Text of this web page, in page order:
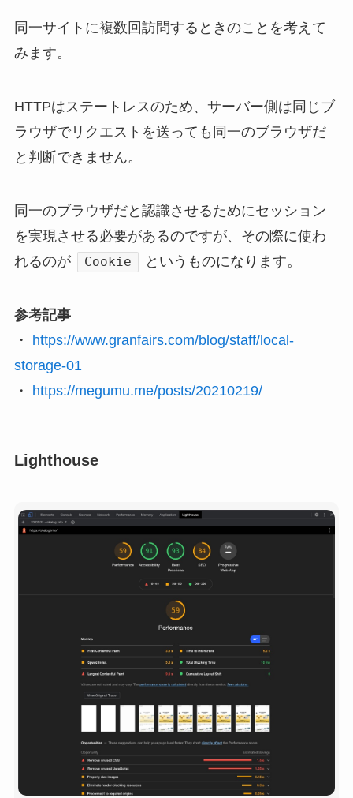
同一サイトに複数回訪問するときのことを考えて
みます。
HTTPはステートレスのため、サーバー側は同じブ
ラウザでリクエストを送っても同一のブラウザだ
と判断できません。
同一のブラウザだと認識させるためにセッション
を実現させる必要があるのですが、その際に使わ
れるのが
Cookie というものになります。
参考記事
・ https://www.granfairs.com/blog/staff/local-
storage-01
・ https://megumu.me/posts/20210219/
Lighthouse